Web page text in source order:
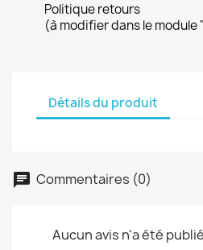
Politique retours
(à modifier dans le module
Détails du produit
Commentaires (0)
Aucun avis n'a été